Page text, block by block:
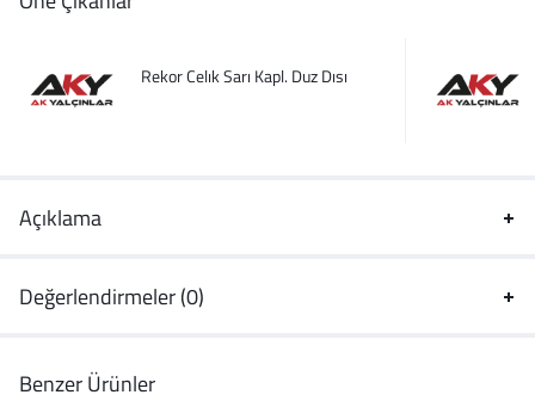
Rekor Celık Sarı Kapl. Duz Dısı
Açıklama
Değerlendirmeler (0)
Benzer Ürünler